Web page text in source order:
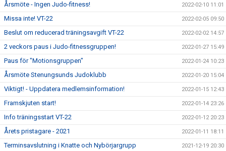
Årsmöte - Ingen Judo-fitness! 2022-02-10 11:01
Missa inte! VT-22 2022-02-05 09:50
Beslut om reducerad träningsavgift VT-22 2022-02-02 14:57
2 veckors paus i Judo-fitnessgruppen! 2022-01-27 15:49
Paus för "Motionsgruppen" 2022-01-24 10:23
Årsmöte Stenungsunds Judoklubb 2022-01-20 15:04
Viktigt! - Uppdatera medlemsinformation! 2022-01-15 12:43
Framskjuten start! 2022-01-14 23:26
Info träningsstart VT-22 2022-01-12 20:23
Årets pristagare - 2021 2022-01-11 18:11
Terminsavslutning i Knatte och Nybörjargrupp 2021-12-19 20:30